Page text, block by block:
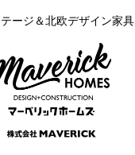
ージ＆北欧デザイン家具